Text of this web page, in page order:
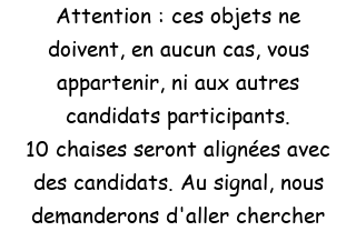
Attention : ces objets ne
doivent, en aucun cas, vous
appartenir, ni aux autres
candidats participants.
10 chaises seront alignées avec
des candidats. Au signal, nous
demanderons d'aller chercher